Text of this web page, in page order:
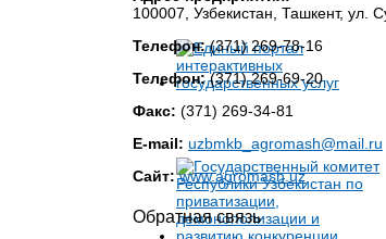
100007, Узбекистан, Ташкент, ул.
Телефон:(371) 269-78-16
Телефон:(371) 269-69-20
Факс: (371) 269-34-81
E-mail: uzbmkb_agromash@mail.ru
Сайт: www.agromash.uz
Обратная связь